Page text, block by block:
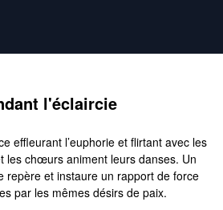
l'éclaircie
effleurant l’euphorie et flirtant avec les
les chœurs animent leurs danses. Un
repère et instaure un rapport de force
par les mêmes désirs de paix.